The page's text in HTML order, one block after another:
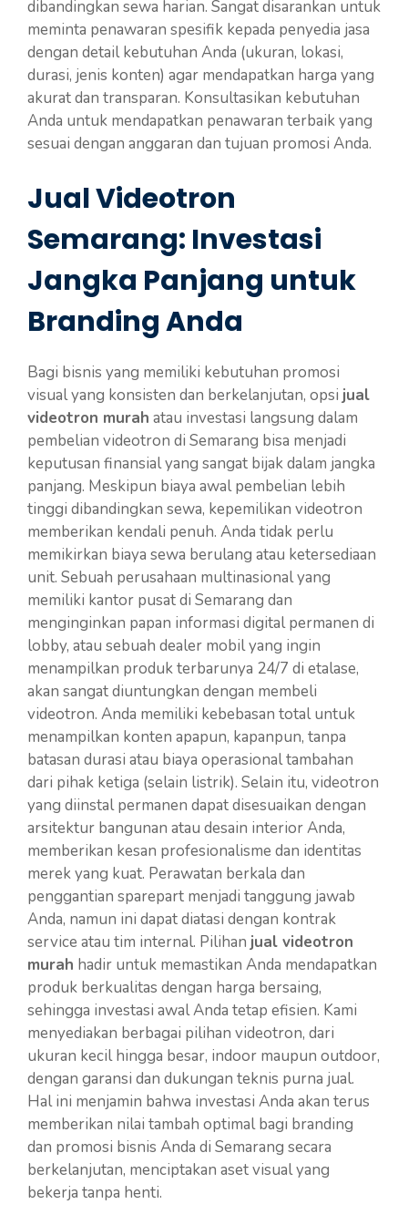
dibandingkan sewa harian. Sangat disarankan untuk
meminta penawaran spesifik kepada penyedia jasa
dengan detail kebutuhan Anda (ukuran, lokasi,
durasi, jenis konten) agar mendapatkan harga yang
akurat dan transparan. Konsultasikan kebutuhan
Anda untuk mendapatkan penawaran terbaik yang
sesuai dengan anggaran dan tujuan promosi Anda.
Jual Videotron
Semarang: Investasi
Jangka Panjang untuk
Branding Anda
Bagi bisnis yang memiliki kebutuhan promosi
visual yang konsisten dan berkelanjutan, opsi jual
videotron murah atau investasi langsung dalam
pembelian videotron di Semarang bisa menjadi
keputusan finansial yang sangat bijak dalam jangka
panjang. Meskipun biaya awal pembelian lebih
tinggi dibandingkan sewa, kepemilikan videotron
memberikan kendali penuh. Anda tidak perlu
memikirkan biaya sewa berulang atau ketersediaan
unit. Sebuah perusahaan multinasional yang
memiliki kantor pusat di Semarang dan
menginginkan papan informasi digital permanen di
lobby, atau sebuah dealer mobil yang ingin
menampilkan produk terbarunya 24/7 di etalase,
akan sangat diuntungkan dengan membeli
videotron. Anda memiliki kebebasan total untuk
menampilkan konten apapun, kapanpun, tanpa
batasan durasi atau biaya operasional tambahan
dari pihak ketiga (selain listrik). Selain itu, videotron
yang diinstal permanen dapat disesuaikan dengan
arsitektur bangunan atau desain interior Anda,
memberikan kesan profesionalisme dan identitas
merek yang kuat. Perawatan berkala dan
penggantian sparepart menjadi tanggung jawab
Anda, namun ini dapat diatasi dengan kontrak
service atau tim internal. Pilihan jual videotron
murah hadir untuk memastikan Anda mendapatkan
produk berkualitas dengan harga bersaing,
sehingga investasi awal Anda tetap efisien. Kami
menyediakan berbagai pilihan videotron, dari
ukuran kecil hingga besar, indoor maupun outdoor,
dengan garansi dan dukungan teknis purna jual.
Hal ini menjamin bahwa investasi Anda akan terus
memberikan nilai tambah optimal bagi branding
dan promosi bisnis Anda di Semarang secara
berkelanjutan, menciptakan aset visual yang
bekerja tanpa henti.